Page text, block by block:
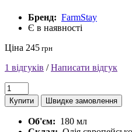
Бренд: FarmStay
Є в наявності
Ціна 245 грн
1 відгуків /Написати відгук
Купити Швидке замовлення
Об'єм: 180 мл